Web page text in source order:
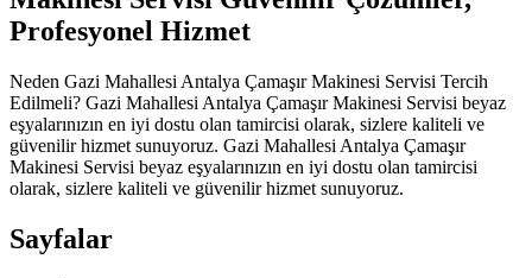
Profesyonel Hizmet
Neden Gazi Mahallesi Antalya Çamaşır Makinesi Servisi Tercih
Edilmeli? Gazi Mahallesi Antalya Çamaşır Makinesi Servisi beyaz
eşyalarınızın en iyi dostu olan tamircisi olarak, sizlere kaliteli ve
güvenilir hizmet sunuyoruz. Gazi Mahallesi Antalya Çamaşır
Makinesi Servisi beyaz eşyalarınızın en iyi dostu olan tamircisi
olarak, sizlere kaliteli ve güvenilir hizmet sunuyoruz.
Sayfalar